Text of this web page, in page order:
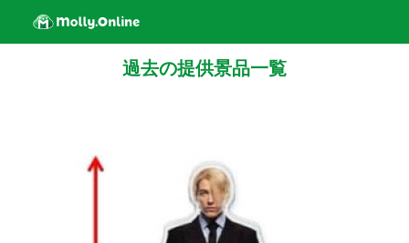
過去の提供景品一覧